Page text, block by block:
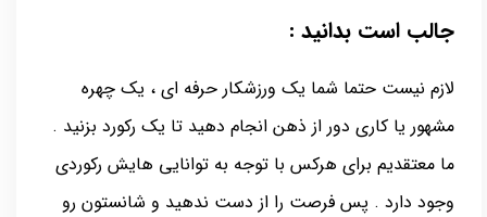
جالب است بدانید :
لازم نیست حتما شما یک ورزشکار حرفه ای ، یک چهره
مشهور یا کاری دور از ذهن انجام دهید تا یک رکورد بزنید .
ما معتقدیم برای هرکس با توجه به توانایی هایش رکوردی
وجود دارد . پس فرصت را از دست ندهید و شانستون رو